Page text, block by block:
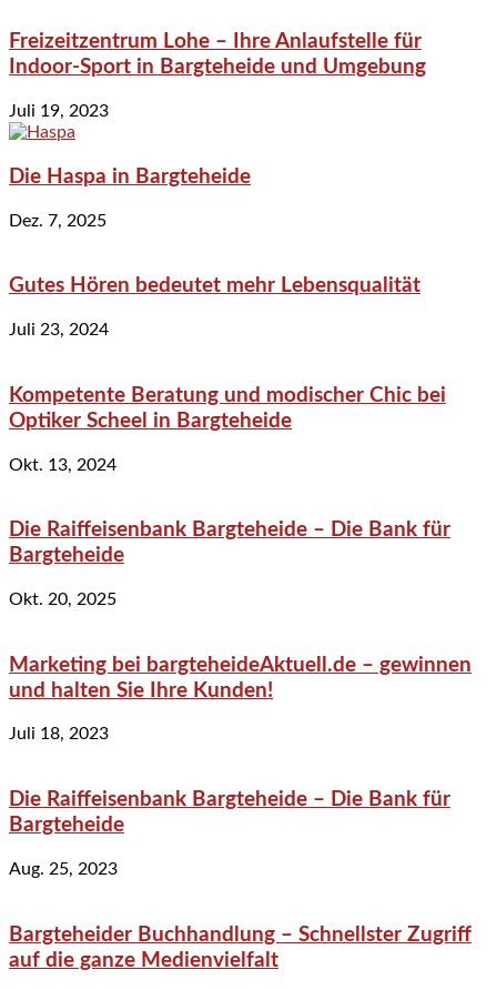
Freizeitzentrum Lohe – Ihre Anlaufstelle für
Indoor-Sport in Bargteheide und Umgebung
Juli 19, 2023
Die Haspa in Bargteheide
Dez. 7, 2025
Gutes Hören bedeutet mehr Lebensqualität
Juli 23, 2024
Kompetente Beratung und modischer Chic bei
Optiker Scheel in Bargteheide
Okt. 13, 2024
Die Raiffeisenbank Bargteheide – Die Bank für
Bargteheide
Okt. 20, 2025
Marketing bei bargteheideAktuell.de – gewinnen
und halten Sie Ihre Kunden!
Juli 18, 2023
Die Raiffeisenbank Bargteheide – Die Bank für
Bargteheide
Aug. 25, 2023
Bargteheider Buchhandlung – Schnellster Zugriff
auf die ganze Medienvielfalt